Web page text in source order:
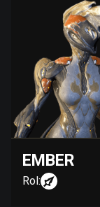
EMBER
Rol: